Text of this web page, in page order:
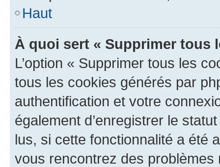
Haut
À quoi sert « Supprimer tous
L’option « Supprimer tous les
tous les cookies générés par
authentification et votre
également d’enregistrer le
lus, si cette fonctionnalité a été
vous rencontrez des